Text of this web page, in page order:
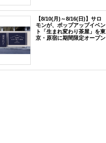
【8/10(月)～8/16(日)】サロ
モンが、ポップアップイベン
ト「生まれ変わり茶屋」を東
京・原宿に期間限定オープン